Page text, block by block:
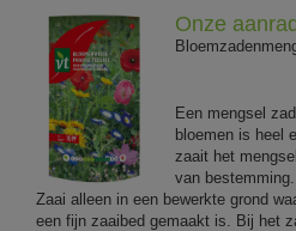
Onze
Een mengsel
bloemen is heel
zaait het
van
Zaai alleen in een bewerkte grond
een fijn zaaibed gemaakt is. Bij het